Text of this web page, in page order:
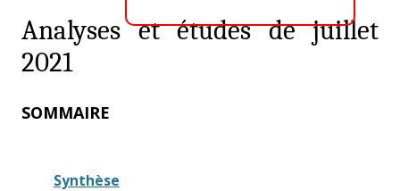
Analyses et études de juillet
2021
SOMMAIRE
Synthèse